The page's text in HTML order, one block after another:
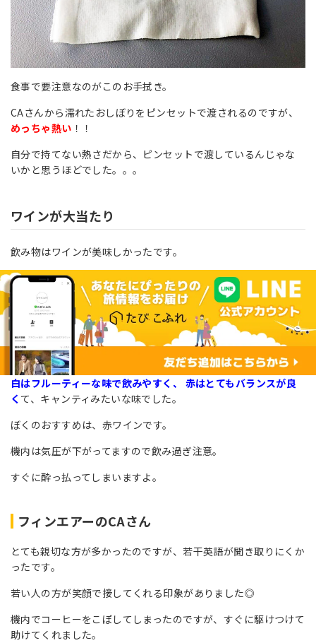
食事で要注意なのがこのお手拭き。
CAさんから濡れたおしぼりをピンセットで渡されるのですが、
めっちゃ熱い ！！
自分で持てない熱さだから、ピンセットで渡しているんじゃな
いかと思うほどでした。。。
ワインが大当たり
飲み物はワインが美味しかったです。
白はフルーティーな味で飲みやすく、 赤はとてもバランスが良
く て、キャンティみたいな味でした。
ぼくのおすすめは、赤ワインです。
機内は気圧が下がってますので飲み過ぎ注意。
すぐに酔っ払ってしまいますよ。
フィンエアーのCAさん
とても親切な方が多かったのですが、若干英語が聞き取りにくか
ったです。
若い人の方が笑顔で接してくれる印象がありました◎
機内でコーヒーをこぼしてしまったのですが、すぐに駆けつけて
助けてくれました。